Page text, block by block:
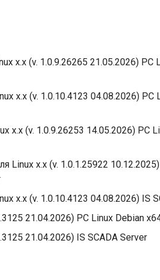
x.x (v. 1.0.9.26265 21.05.2026) PC
x.x (v. 1.0.10.4123 04.08.2026) PC
x.x (v. 1.0.9.26253 14.05.2026) PC
Linux x.x (v. 1.0.1.25922
x.x (v. 1.0.10.4123 04.08.2026) IS
21.04.2026) PC Linux Debian
21.04.2026) IS SCADA Server